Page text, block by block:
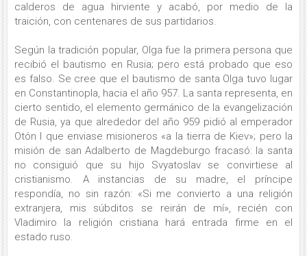
calderos de agua hirviente y acabó, por medio de la
traición, con centenares de sus partidarios.
Según la tradición popular, Olga fue la primera persona que
recibió el bautismo en Rusia; pero está probado que eso
es falso. Se cree que el bautismo de santa Olga tuvo lugar
en Constantinopla, hacia el año 957. La santa representa, en
cierto sentido, el elemento germánico de la evangelización
de Rusia, ya que alrededor del año 959 pidió al emperador
Otón I que enviase misioneros «a la tierra de Kiev»; pero la
misión de san Adalberto de Magdeburgo fracasó: la santa
no consiguió que su hijo Svyatoslav se convirtiese al
cristianismo. A instancias de su madre, el príncipe
respondía, no sin razón: «Si me convierto a una religión
extranjera, mis súbditos se reirán de mí», recién con
Vladimiro la religión cristiana hará entrada firme en el
estado ruso.